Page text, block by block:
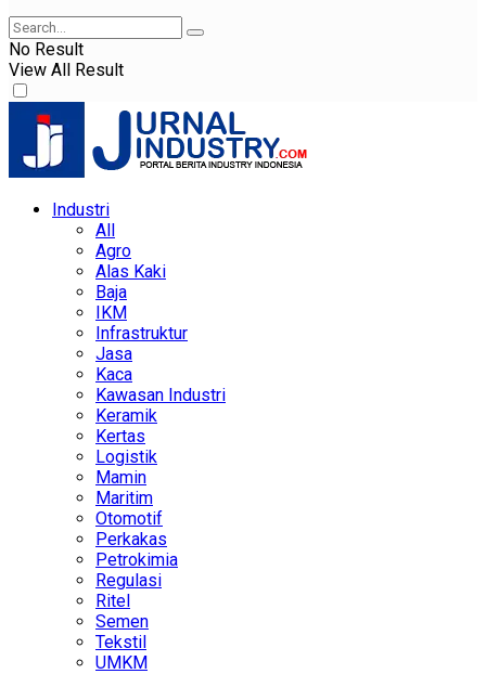
No Result
View All Result
Industri
All
Agro
Alas Kaki
Baja
IKM
Infrastruktur
Jasa
Kaca
Kawasan Industri
Keramik
Kertas
Logistik
Mamin
Maritim
Otomotif
Perkakas
Petrokimia
Regulasi
Ritel
Semen
Tekstil
UMKM